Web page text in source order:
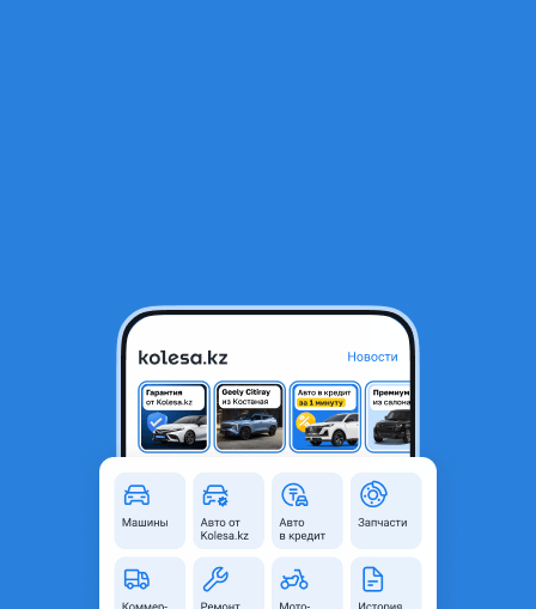
Камеру 360 новая в хорошем качестве!
Алматы, Алматинская
область
Новая